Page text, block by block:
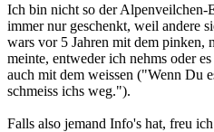
Ich bin nicht so der Alpenveilchen-
immer nur geschenkt, weil andere
wars vor 5 Jahren mit dem pinken,
meinte, entweder ich nehms oder
auch mit dem weissen ("Wenn Du
schmeiss ichs weg.").
Falls also jemand Info's hat, freu